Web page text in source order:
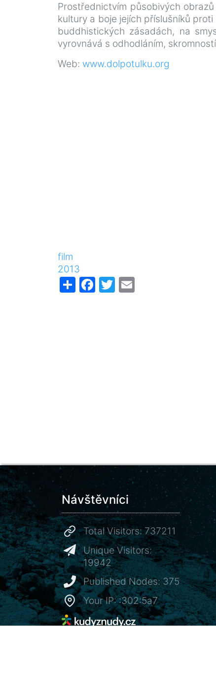
Prostřednictvím působivých
kultury a boje jejích příslušníků
buddhistických zásadách, na
vyrovnává s odhodláním,
Web: www.dolpotulku.org
film
2013
ShareFacebook
Twitter
Návštěvníci
Total Visitors: 737211
Unique Visitors:
19942
Published Nodes: 375
Your IP: :302:5a7